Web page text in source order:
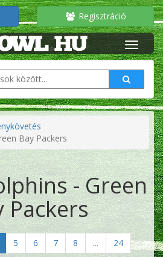
Regisztráció
Bay Packers
- Green
Packers
5 6 7 8 ...
24